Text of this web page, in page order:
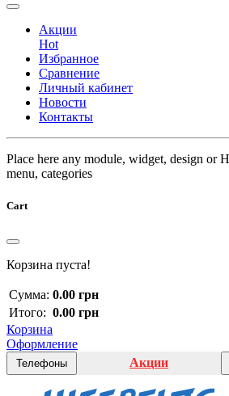
Акции
Hot
Избранное
Сравнение
Личный кабинет
Новости
Контакты
Place here any module, widget, design or
menu, categories
Cart
Корзина пуста!
Сумма: 0.00 грн
Итого: 0.00 грн
Корзина
Оформление
Телефоны Акции